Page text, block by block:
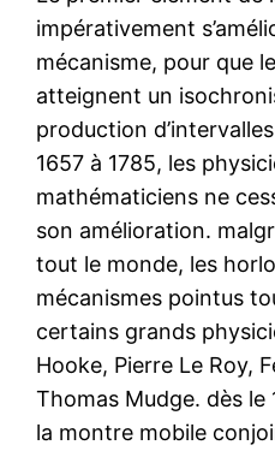
impérativement
mécanisme, pour que
atteignent un
production
1657 à 1785, les
mathématiciens ne
son amélioration.
tout le monde, les
mécanismes pointus
certains grands
Hooke, Pierre Le Roy,
Thomas Mudge. dès le
la montre mobile